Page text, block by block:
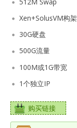
Xen+SolusVM构架
30G硬盘
500G流量
100M或1G带宽
1个独立IP
购买链接